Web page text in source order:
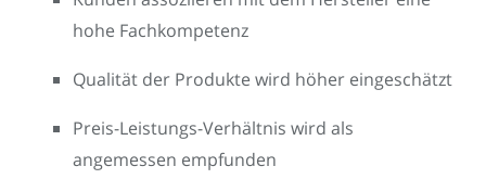
hohe Fachkompetenz
Qualität der Produkte wird höher eingeschätzt
Preis-Leistungs-Verhältnis wird als
angemessen empfunden